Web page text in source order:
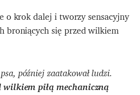
o krok dalej i tworzy sensacyjny
broniących się przed wilkiem
później zaatakował ludzi.
piłą mechaniczną